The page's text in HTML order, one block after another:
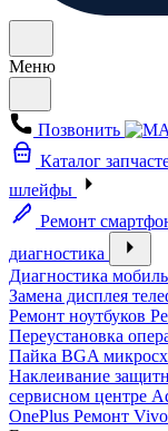
Меню
Позвонить
Каталог
шлейфы
Ремонт
диагностика
Диагностика
Замена дисплея
Ремонт ноутбуков
Переустановка
Пайка BGA
Наклеивание
сервисном центре
OnePlus Ремонт Vivo